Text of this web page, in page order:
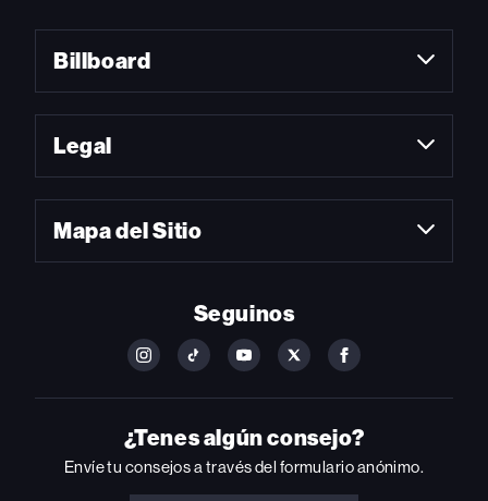
Billboard
Legal
Mapa del Sitio
Seguinos
FOLLOW
ON
INSTAGRAM
FOLLOW
ON
YOUTUBE
FOLLOW
ON
YOUTUBE
FOLLOW
ON
FOLLOW
ON
FACEBOOK
¿Tenes algún consejo?
Envíe tu consejos a través del formulario anónimo.